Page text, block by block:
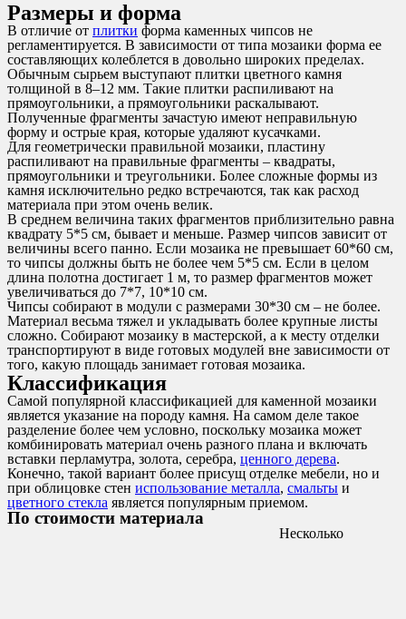
Размеры и форма
В отличие от плитки форма каменных чипсов не
регламентируется. В зависимости от типа мозаики форма ее
составляющих колеблется в довольно широких пределах.
Обычным сырьем выступают плитки цветного камня
толщиной в 8–12 мм. Такие плитки распиливают на
прямоугольники, а прямоугольники раскалывают.
Полученные фрагменты зачастую имеют неправильную
форму и острые края, которые удаляют кусачками.
Для геометрически правильной мозаики, пластину
распиливают на правильные фрагменты – квадраты,
прямоугольники и треугольники. Более сложные формы из
камня исключительно редко встречаются, так как расход
материала при этом очень велик.
В среднем величина таких фрагментов приблизительно равна
квадрату 5*5 см, бывает и меньше. Размер чипсов зависит от
величины всего панно. Если мозаика не превышает 60*60 см,
то чипсы должны быть не более чем 5*5 см. Если в целом
длина полотна достигает 1 м, то размер фрагментов может
увеличиваться до 7*7, 10*10 см.
Чипсы собирают в модули с размерами 30*30 см – не более.
Материал весьма тяжел и укладывать более крупные листы
сложно. Собирают мозаику в мастерской, а к месту отделки
транспортируют в виде готовых модулей вне зависимости от
того, какую площадь занимает готовая мозаика.
Классификация
Самой популярной классификацией для каменной мозаики
является указание на породу камня. На самом деле такое
разделение более чем условно, поскольку мозаика может
комбинировать материал очень разного плана и включать
вставки перламутра, золота, серебра, ценного дерева.
Конечно, такой вариант более присущ отделке мебели, но и
при облицовке стен использование металла, смальты и
цветного стекла является популярным приемом.
По стоимости материала
Несколько